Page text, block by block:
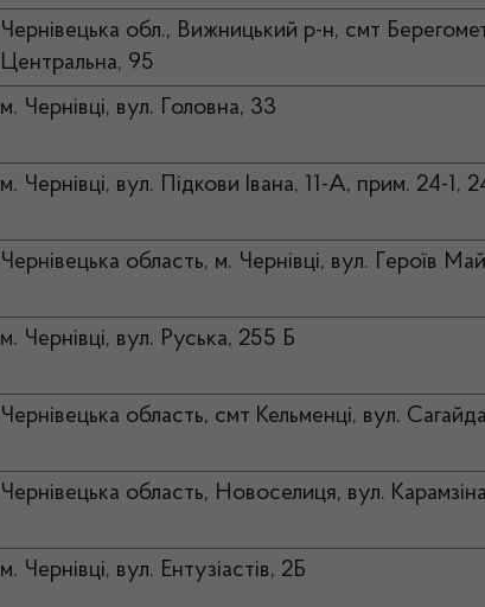
Чернівецька обл., Вижницький р-н, смт
Центральна, 95
м. Чернівці, вул. Головна, 33
м. Чернівці, вул. Підкови Івана, 11-А, прим. 24-1,
Чернівецька область, м. Чернівці, вул. Героїв
м. Чернівці, вул. Руська, 255 Б
Чернівецька область, смт Кельменці, вул.
Чернівецька область, Новоселиця, вул.
м. Чернівці, вул. Ентузіастів, 2Б